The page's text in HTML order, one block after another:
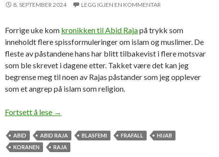
8. SEPTEMBER 2024 LEGG IGJEN EN KOMMENTAR
Forrige uke kom kronikken til Abid Rajapå trykk som
inneholdt flere spissformuleringer om islam og muslimer. De
fleste av påstandene hans har blitt tilbakevist i flere motsvar
som ble skrevet i dagene etter. Takket være det kan jeg
begrense meg til noen av Rajas påstander som jeg opplever
som et angrep på islam som religion.
Fortsett å lese Rajas reise
→
ABID ABID RAJA BLASFEMI FRAFALL
HIJAB
KORANEN
RAJA